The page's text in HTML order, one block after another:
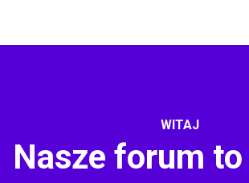
WITAJ
Nasze forum